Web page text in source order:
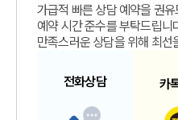
가급적 빠른 상담 예약을 권유
예약 시간 준수를 부탁드립니
만족스러운 상담을 위해 최선
전화상담 카